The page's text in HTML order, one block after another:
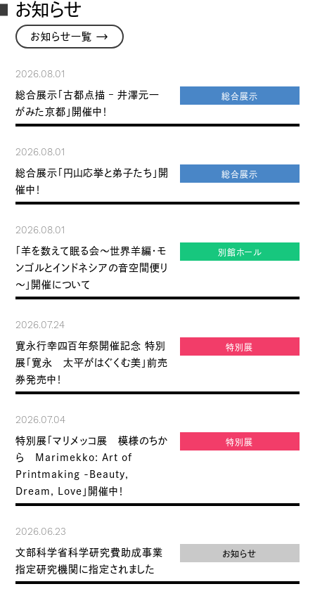
お知らせ
お知らせ一覧 →
2026.08.01
総合展示「古都点描 – 井澤元一
がみた京都」開催中！
総合展示
2026.08.01
総合展示「円山応挙と弟子たち」開
催中！
総合展示
2026.08.01
「羊を数えて眠る会～世界羊編・モ
ンゴルとインドネシアの音空間便り
～」開催について
別館ホール
2026.07.24
寛永行幸四百年祭開催記念 特別
展「寛永 太平がはぐくむ美」前売
券発売中！
特別展
2026.07.04
特別展「マリメッコ展 模様のちか
ら Marimekko: Art of
Printmaking -Beauty,
Dream, Love」開催中！
特別展
2026.06.23
文部科学省科学研究費助成事業
指定研究機関に指定されました
お知らせ